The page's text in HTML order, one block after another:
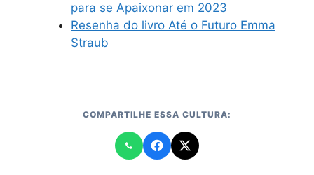
para se Apaixonar em 2023
Resenha do livro Até o Futuro Emma
Straub
COMPARTILHE ESSA CULTURA: